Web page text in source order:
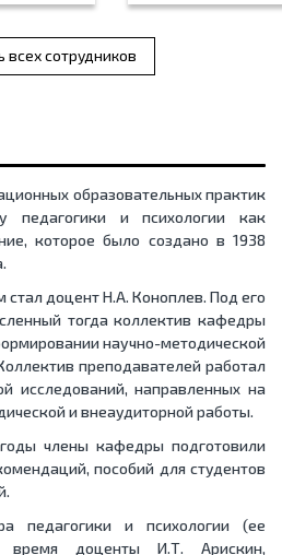
всех сотрудников
образовательных практик
педагогики и психологии как
которое было создано в 1938
доцент Н.А. Коноплев. Под его
тогда коллектив кафедры
научно-методической
преподавателей работал
исследований, направленных на
и внеаудиторной работы.
члены кафедры подготовили
пособий для студентов
педагогики и психологии (ее
время доценты И.Т. Арискин,